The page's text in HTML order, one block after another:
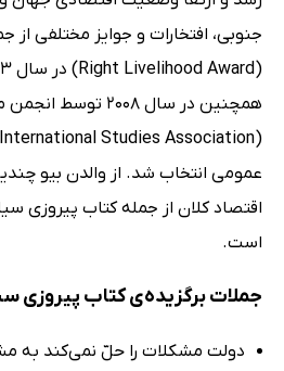
جنوبی، افتخارات و جوایز مختلفی
همچنین در سال 2008
عمومی انتخاب شد. از والدن بیو
اقتصاد کلان از جمله کتاب پیروزی
است.
جملات برگزیده‌ی کتاب پیروزی
دولت مشکلات را حلّ نمی‌کند به